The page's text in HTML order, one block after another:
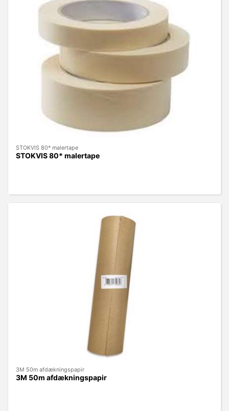
STOKVIS 80* malertape
STOKVIS 80* malertape
3M 50m afdækningspapir
3M 50m afdækningspapir